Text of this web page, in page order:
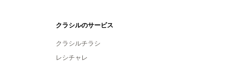
クラシルのサービス
クラシルチラシ
レシチャレ